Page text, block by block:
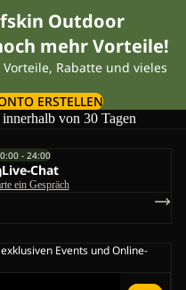
Outdoor
mehr Vorteile!
Rabatte und vieles
ERSTELLEN
von 30 Tagen
- 24:00
Live-Chat
ein Gespräch
Events und Online-